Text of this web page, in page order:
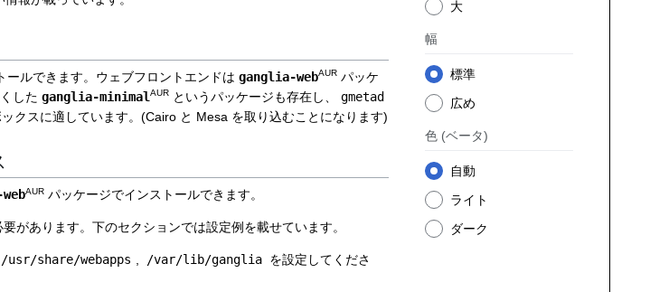
大
幅
標準
広め
色 (ベータ)
自動
ライト
ダーク
ールできます。ウェブフロントエンドは ganglia-webAUR パッケ
した ganglia-minimalAUR というパッケージも存在し、
gmetad
クスに適しています。(Cairo と Mesa を取り込むことになります)
AUR パッケージでインストールできます。
があります。下のセクションでは設定例を載せています。
/usr/share/webapps /var/lib/ganglia を設定してくださ